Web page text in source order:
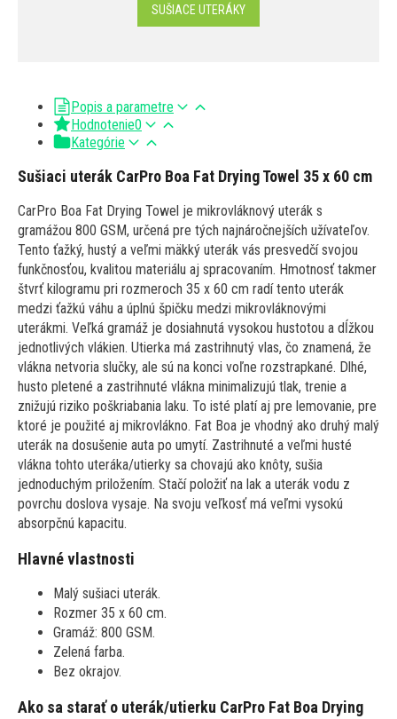
SUŠIACE UTERÁKY
Popis a parametre
Hodnotenie0
Kategórie
Sušiaci uterák CarPro Boa Fat Drying Towel 35 x 60 cm
CarPro Boa Fat Drying Towel je mikrovláknový uterák s
gramážou 800 GSM, určená pre tých najnáročnejších užívateľov.
Tento ťažký, hustý a veľmi mäkký uterák vás presvedčí svojou
funkčnosťou, kvalitou materiálu aj spracovaním. Hmotnosť takmer
štvrť kilogramu pri rozmeroch 35 x 60 cm radí tento uterák
medzi ťažkú ​​váhu a úplnú špičku medzi mikrovláknovými
uterákmi. Veľká gramáž je dosiahnutá vysokou hustotou a dĺžkou
jednotlivých vlákien. Utierka má zastrihnutý vlas, čo znamená, že
vlákna netvoria slučky, ale sú na konci voľne rozstrapkané. Dlhé,
husto pletené a zastrihnuté vlákna minimalizujú tlak, trenie a
znižujú riziko poškriabania laku. To isté platí aj pre lemovanie, pre
ktoré je použité aj mikrovlákno. Fat Boa je vhodný ako druhý malý
uterák na dosušenie auta po umytí. Zastrihnuté a veľmi husté
vlákna tohto uteráka/utierky sa chovajú ako knôty, sušia
jednoduchým priložením. Stačí položiť na lak a uterák vodu z
povrchu doslova vysaje. Na svoju veľkosť má veľmi vysokú
absorpčnú kapacitu.
Hlavné vlastnosti
Malý sušiaci uterák.
Rozmer 35 x 60 cm.
Gramáž: 800 GSM.
Zelená farba.
Bez okrajov.
Ako sa starať o uterák/utierku CarPro Fat Boa Drying